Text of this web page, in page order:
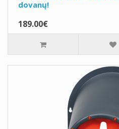
dovanų!
189.00€